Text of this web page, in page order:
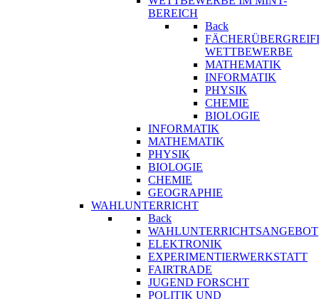
BEREICH
Back
WETTBEWERBE
MATHEMATIK
INFORMATIK
PHYSIK
CHEMIE
BIOLOGIE
INFORMATIK
MATHEMATIK
PHYSIK
BIOLOGIE
CHEMIE
GEOGRAPHIE
WAHLUNTERRICHT
Back
WAHLUNTERRICHTSANGEBOT
ELEKTRONIK
EXPERIMENTIERWERKSTATT
FAIRTRADE
JUGEND FORSCHT
POLITIK UND